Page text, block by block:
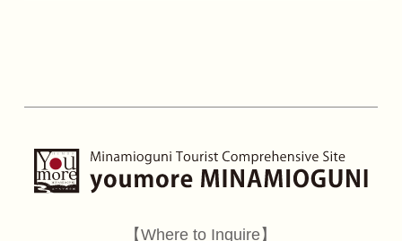
【Where to Inquire】